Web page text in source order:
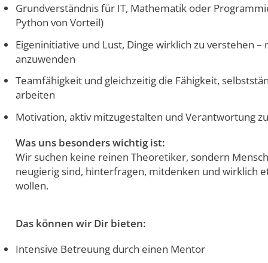
Grundverständnis für IT, Mathematik oder
Python von Vorteil)
Eigeninitiative und Lust, Dinge wirklich zu verstehen –
anzuwenden
Teamfähigkeit und gleichzeitig die Fähigkeit,
arbeiten
Motivation, aktiv mitzugestalten und Verantwortung
Was uns besonders wichtig ist:
Wir suchen keine reinen Theoretiker, sondern
neugierig sind, hinterfragen, mitdenken und wirklich
wollen.
Das können wir Dir bieten:
Intensive Betreuung durch einen Mentor